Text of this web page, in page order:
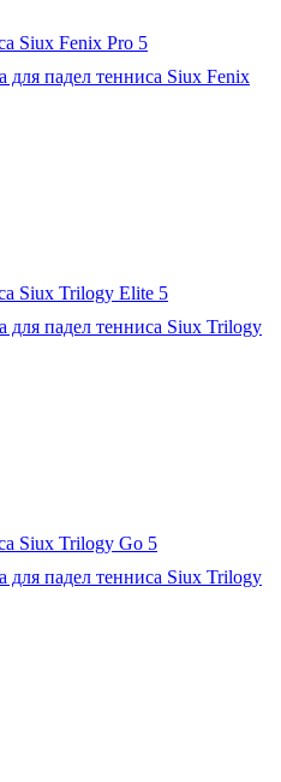
Siux Fenix Pro 5
для падел тенниса Siux Fenix
Siux Trilogy Elite 5
для падел тенниса Siux Trilogy
Siux Trilogy Go 5
для падел тенниса Siux Trilogy